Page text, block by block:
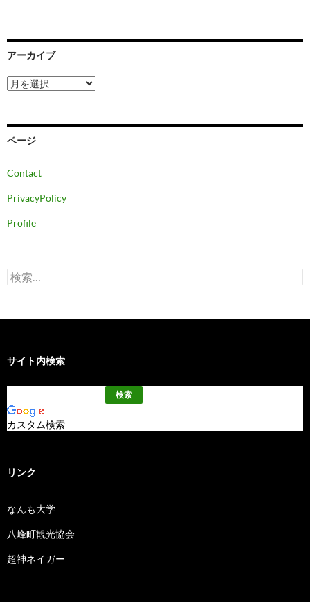
アーカイブ
ア
ー
ブ
ページ
Contact
PrivacyPolicy
Profile
検
索:
サイト内検索
カスタム検索
リンク
なんも大学
八峰町観光協会
超神ネイガー